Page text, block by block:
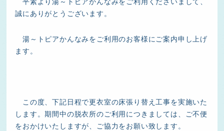
平素より湯～トピアかんなみをご利用くださいまして、
誠にありがとうございます。
湯～トピアかんなみをご利用のお客様にご案内申し上げ
ます。
この度、下記日程で更衣室の床張り替え工事を実施いた
します。期間中の脱衣所のご利用につきましては、ご不便
をおかけいたしますが、ご協力をお願い致します。